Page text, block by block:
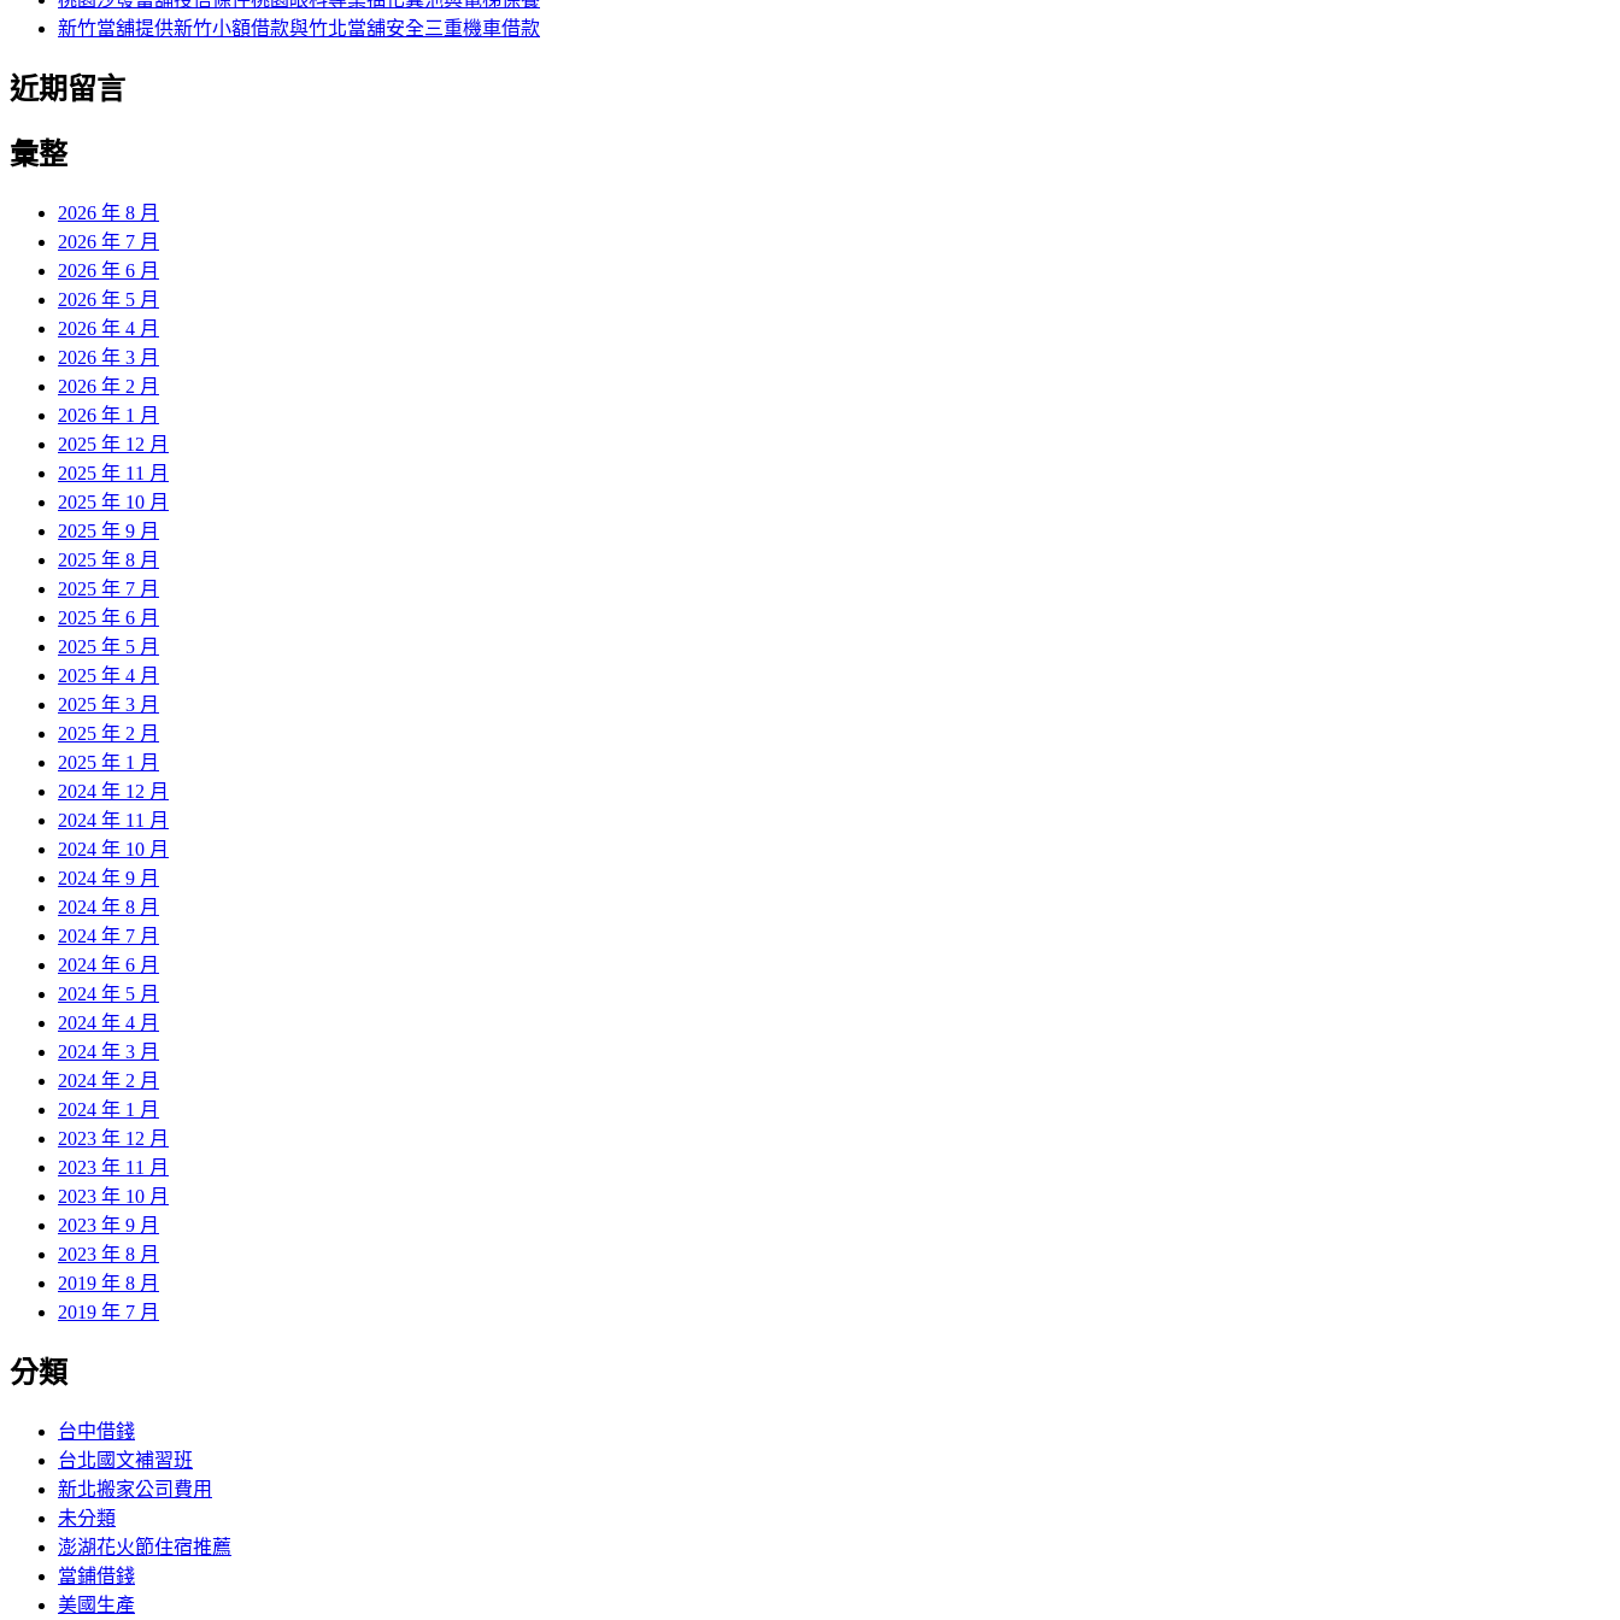
新竹當舖提供新竹小額借款與竹北當舖安全三重機車借款
近期留言
彙整
2026 年 8 月
2026 年 7 月
2026 年 6 月
2026 年 5 月
2026 年 4 月
2026 年 3 月
2026 年 2 月
2026 年 1 月
2025 年 12 月
2025 年 11 月
2025 年 10 月
2025 年 9 月
2025 年 8 月
2025 年 7 月
2025 年 6 月
2025 年 5 月
2025 年 4 月
2025 年 3 月
2025 年 2 月
2025 年 1 月
2024 年 12 月
2024 年 11 月
2024 年 10 月
2024 年 9 月
2024 年 8 月
2024 年 7 月
2024 年 6 月
2024 年 5 月
2024 年 4 月
2024 年 3 月
2024 年 2 月
2024 年 1 月
2023 年 12 月
2023 年 11 月
2023 年 10 月
2023 年 9 月
2023 年 8 月
2019 年 8 月
2019 年 7 月
分類
台中借錢
台北國文補習班
新北搬家公司費用
未分類
澎湖花火節住宿推薦
當鋪借錢
美國生產